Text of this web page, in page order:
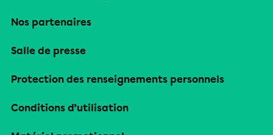
Nos partenaires
Salle de presse
Protection des renseignements personnels
Conditions d’utilisation